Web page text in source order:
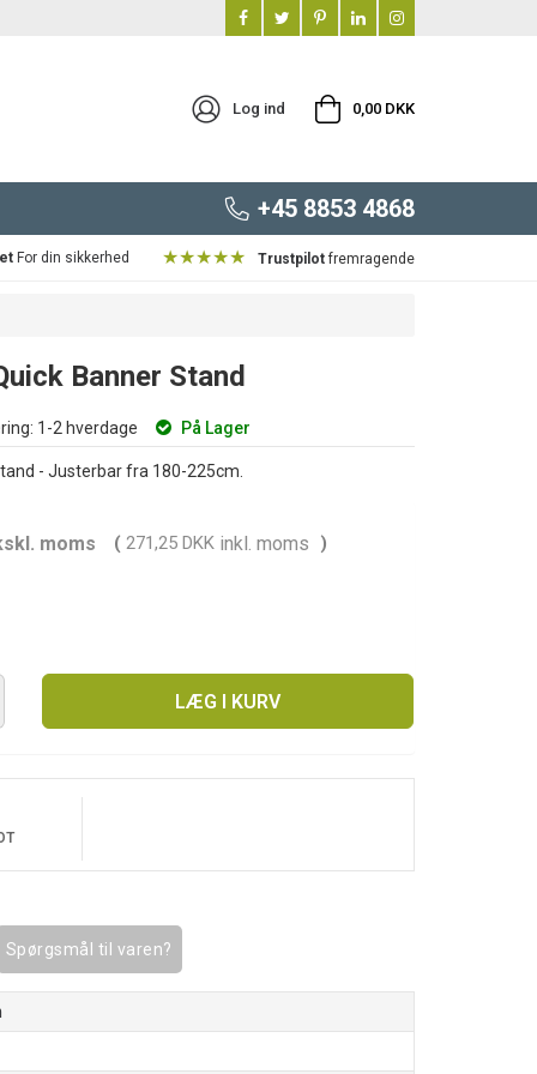
Log ind 0,00 DKK
+45 8853 4868
For din sikkerhed ★★★★★ Trustpilotfremragende
Banner Stand
1-2 hverdage På Lager
- Justerbar fra 180-225cm.
moms ( 271,25 DKK inkl. moms )
LÆG I KURV
Spørgsmål til varen?